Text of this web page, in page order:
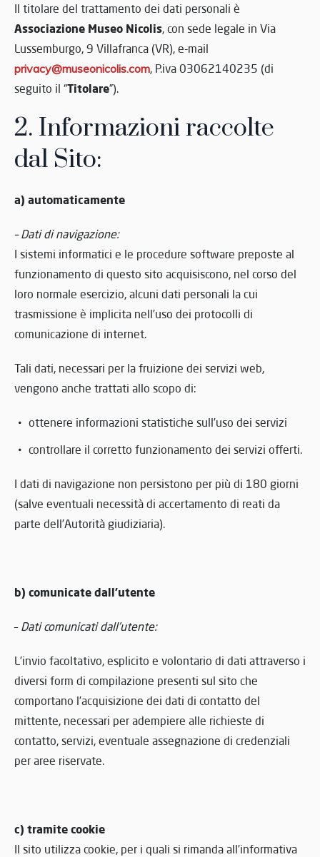
Il titolare del trattamento dei dati personali è
Associazione Museo Nicolis, con sede legale in Via
Lussemburgo, 9 Villafranca (VR), e-mail
privacy@museonicolis.com, P.iva 03062140235 (di
seguito il “Titolare”).
2. Informazioni raccolte
dal Sito:
a) automaticamente
– Dati di navigazione:
I sistemi informatici e le procedure software preposte al
funzionamento di questo sito acquisiscono, nel corso del
loro normale esercizio, alcuni dati personali la cui
trasmissione è implicita nell’uso dei protocolli di
comunicazione di internet.
Tali dati, necessari per la fruizione dei servizi web,
vengono anche trattati allo scopo di:
ottenere informazioni statistiche sull’uso dei servizi
controllare il corretto funzionamento dei servizi offerti.
I dati di navigazione non persistono per più di 180 giorni
(salve eventuali necessità di accertamento di reati da
parte dell’Autorità giudiziaria).
b) comunicate dall’utente
– Dati comunicati dall’utente:
L’invio facoltativo, esplicito e volontario di dati attraverso i
diversi form di compilazione presenti sul sito che
comportano l’acquisizione dei dati di contatto del
mittente, necessari per adempiere alle richieste di
contatto, servizi, eventuale assegnazione di credenziali
per aree riservate.
c) tramite cookie
Il sito utilizza cookie, per i quali si rimanda all’informativa